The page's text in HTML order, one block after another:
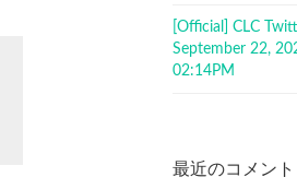
[Official] CLC
September 22,
02:14PM
最近のコメント